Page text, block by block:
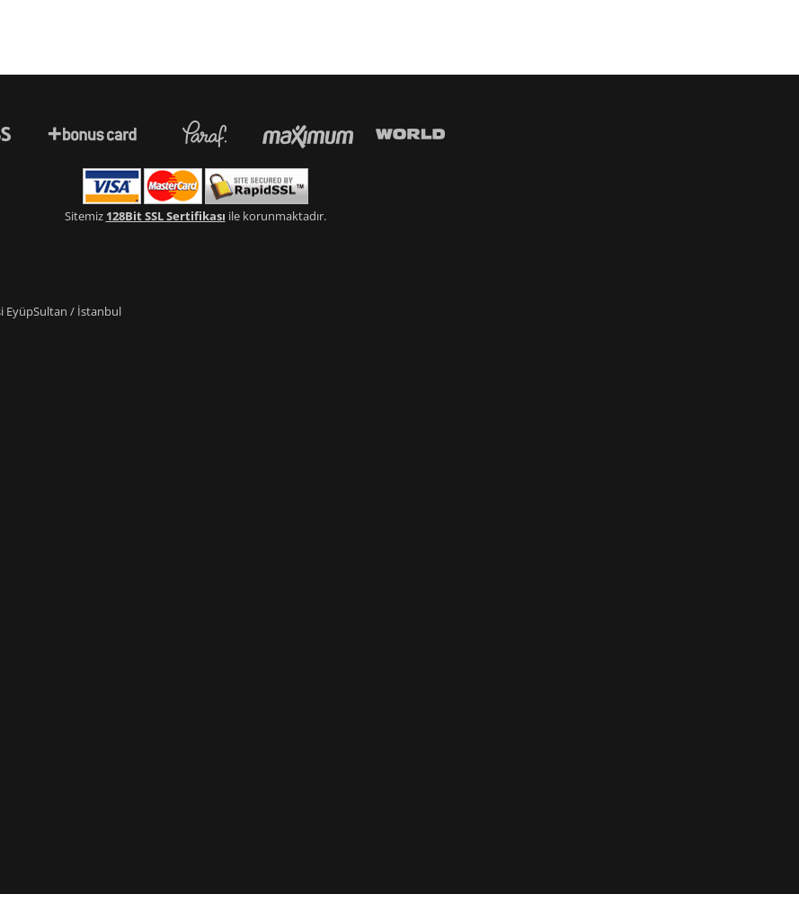
Sitemiz 128Bit SSL Sertifikası ile korunmaktadır.
EyüpSultan / İstanbul